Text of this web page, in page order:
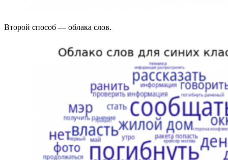
Второй способ — облака слов.